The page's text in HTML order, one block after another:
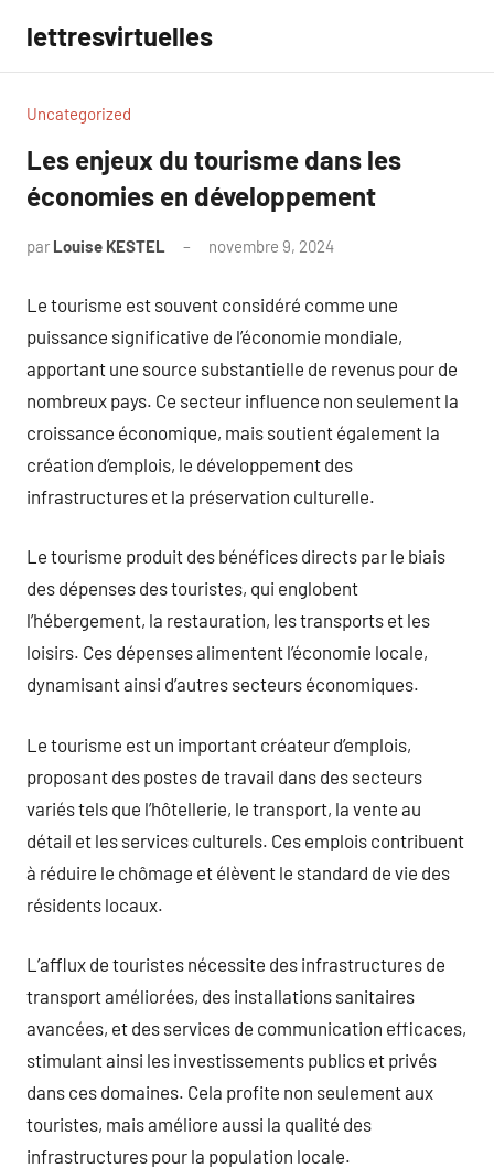
contenu
lettresvirtuelles
Uncategorized
Les enjeux du tourisme dans les
économies en développement
par Louise KESTEL novembre 9, 2024
Le tourisme est souvent considéré comme une
puissance significative de l’économie mondiale,
apportant une source substantielle de revenus pour de
nombreux pays. Ce secteur influence non seulement la
croissance économique, mais soutient également la
création d’emplois, le développement des
infrastructures et la préservation culturelle.
Le tourisme produit des bénéfices directs par le biais
des dépenses des touristes, qui englobent
l’hébergement, la restauration, les transports et les
loisirs. Ces dépenses alimentent l’économie locale,
dynamisant ainsi d’autres secteurs économiques.
Le tourisme est un important créateur d’emplois,
proposant des postes de travail dans des secteurs
variés tels que l’hôtellerie, le transport, la vente au
détail et les services culturels. Ces emplois contribuent
à réduire le chômage et élèvent le standard de vie des
résidents locaux.
L’afflux de touristes nécessite des infrastructures de
transport améliorées, des installations sanitaires
avancées, et des services de communication efficaces,
stimulant ainsi les investissements publics et privés
dans ces domaines. Cela profite non seulement aux
touristes, mais améliore aussi la qualité des
infrastructures pour la population locale.